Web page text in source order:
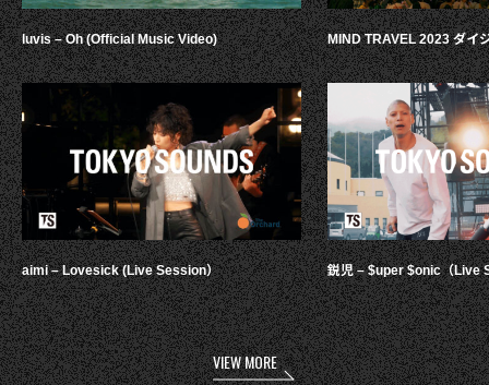
luvis – Oh (Official Music Video)
aimi – Lovesick (Live Session）
MIND TRAVEL 2023 ダイ
鋭児 – $uper $onic（Live
VIEW MORE